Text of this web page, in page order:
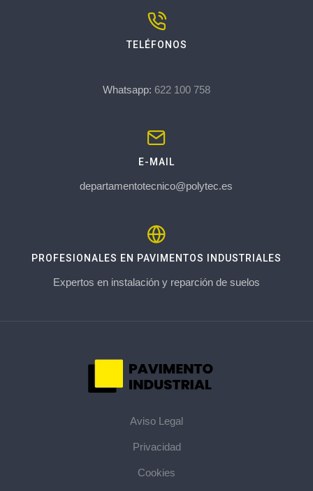
TELÉFONOS
Whatsapp: 622 100 758
E-MAIL
departamentotecnico@polytec.es
PROFESIONALES EN PAVIMENTOS INDUSTRIALES
Expertos en instalación y reparción de suelos
Aviso Legal
Privacidad
Cookies